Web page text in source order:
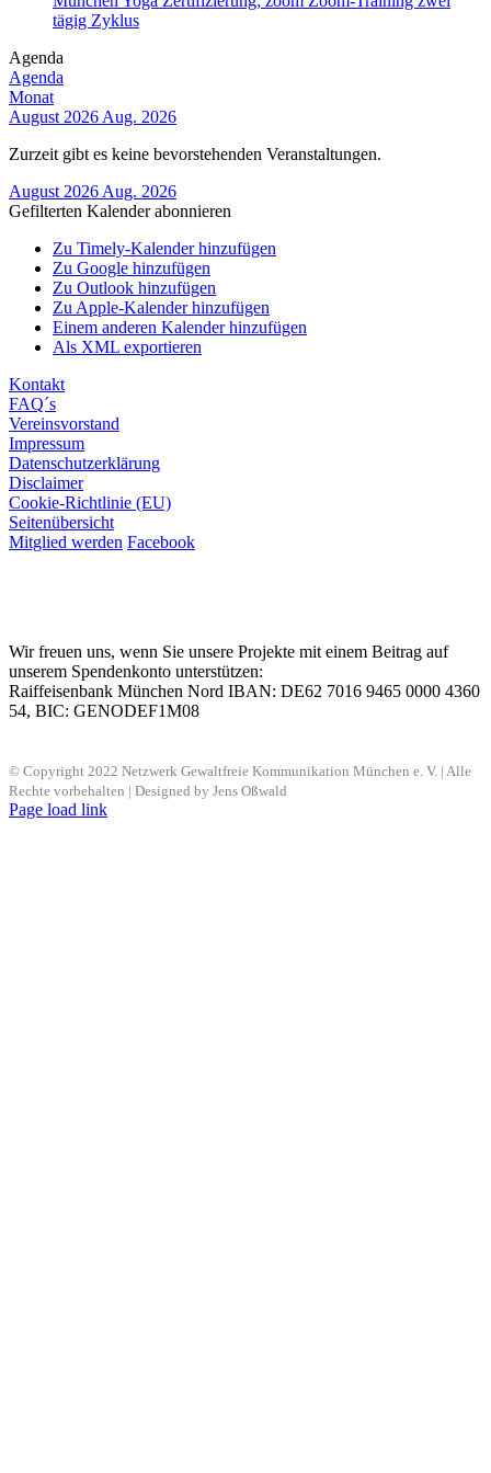
tägig Zyklus
Agenda
Agenda
Monat
August 2026 Aug. 2026
Zurzeit gibt es keine bevorstehenden Veranstaltungen.
August 2026 Aug. 2026
Gefilterten Kalender abonnieren
Zu Timely-Kalender hinzufügen
Zu Google hinzufügen
Zu Outlook hinzufügen
Zu Apple-Kalender hinzufügen
Einem anderen Kalender hinzufügen
Als XML exportieren
Kontakt
FAQ´s
Vereinsvorstand
Impressum
Datenschutzerklärung
Disclaimer
Cookie-Richtlinie (EU)
Seitenübersicht
Mitglied werden Facebook
Wir freuen uns, wenn Sie unsere Projekte mit einem Beitrag auf
unserem Spendenkonto unterstützen:
Raiffeisenbank München Nord IBAN: DE62 7016 9465 0000 4360
54, BIC: GENODEF1M08
© Copyright 2022 Netzwerk Gewaltfreie Kommunikation München e. V. | Alle
Rechte vorbehalten | Designed by Jens Oßwald
Page load link